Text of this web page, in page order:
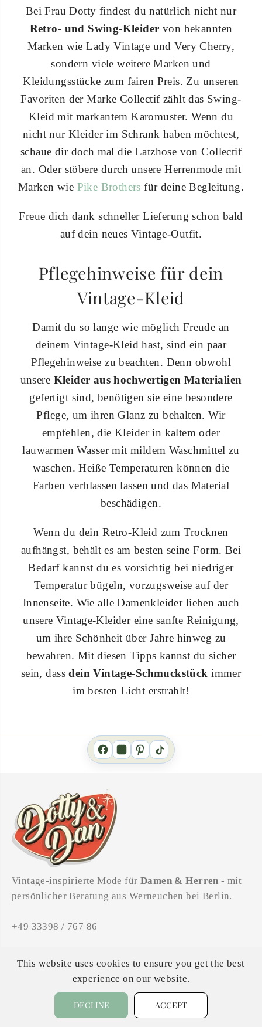
Bei Frau Dotty findest du natürlich nicht nur
Retro- und Swing-Kleider von bekannten
Marken wie Lady Vintage und Very Cherry,
sondern viele weitere Marken und
Kleidungsstücke zum fairen Preis. Zu unseren
Favoriten der Marke Collectif zählt das Swing-
Kleid mit markantem Karomuster. Wenn du
nicht nur Kleider im Schrank haben möchtest,
schaue dir doch mal die Latzhose von Collectif
an. Oder stöbere durch unsere Herrenmode mit
Marken wie Pike Brothers für deine Begleitung.
Freue dich dank schneller Lieferung schon bald
auf dein neues Vintage-Outfit.
Pflegehinweise für dein
Vintage-Kleid
Damit du so lange wie möglich Freude an
deinem Vintage-Kleid hast, sind ein paar
Pflegehinweise zu beachten. Denn obwohl
unsere Kleider aus hochwertigen Materialien
gefertigt sind, benötigen sie eine besondere
Pflege, um ihren Glanz zu behalten. Wir
empfehlen, die Kleider in kaltem oder
lauwarmen Wasser mit mildem Waschmittel zu
waschen. Heiße Temperaturen können die
Farben verblassen lassen und das Material
beschädigen.
Wenn du dein Retro-Kleid zum Trocknen
aufhängst, behält es am besten seine Form. Bei
Bedarf kannst du es vorsichtig bei niedriger
Temperatur bügeln, vorzugsweise auf der
Innenseite. Wie alle Damenkleider lieben auch
unsere Vintage-Kleider eine sanfte Reinigung,
um ihre Schönheit über Jahre hinweg zu
bewahren. Mit diesen Tipps kannst du sicher
sein, dassdein Vintage-Schmuckstück immer
im besten Licht erstrahlt!
Vintage-inspirierte Mode für Damen & Herren - mit
persönlicher Beratung aus Werneuchen bei Berlin.
+49 33398 / 767 86
Am Markt 7, 16356 Werneuchen b. Berlin
Öffnungszeiten: MI - FR 11-18 Uhr / SA 11-16 Uhr
This website uses cookies to ensure you get the best
experience on our website.
DECLINE ACCEPT